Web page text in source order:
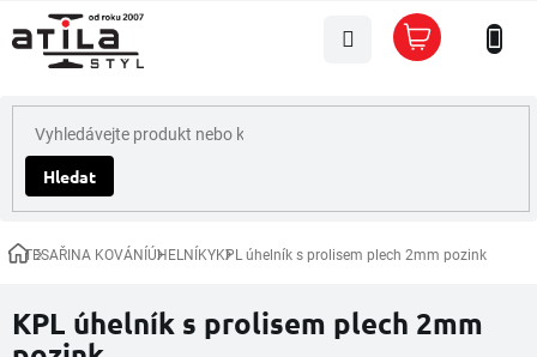
na
obsah
Hledat
Nákupní
košík
DomůTESAŘINA KOVÁNÍÚHELNÍKYKPL úhelník s prolisem plech 2mm pozink
KPL úhelník s prolisem plech 2mm